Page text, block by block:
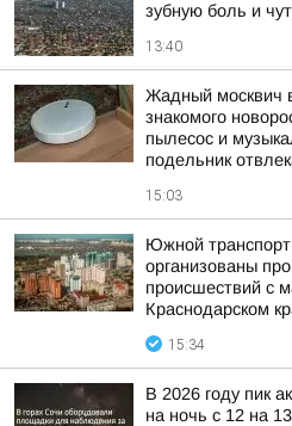
зубную боль и
13:40
Жадный москвич
знакомого
пылесос и
подельник
15:03
Южной
организованы
происшествий с
Краснодарском
15:34
В 2026 году пик
на ночь с 12 на 13